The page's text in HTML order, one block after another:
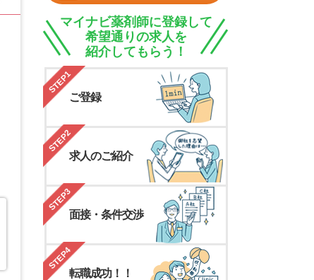
マイナビ薬剤師に登録して
希望通りの求人を
紹介してもらう！
STEP1
ご登録
STEP2
求人のご紹介
STEP3
面接・条件交渉
STEP4
転職成功！！